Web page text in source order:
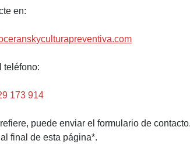
en:
teléfono:
173 914
puede enviar el formulario de
final de esta página*.